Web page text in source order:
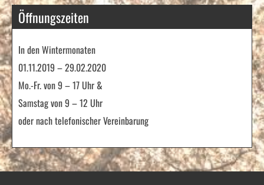
Öffnungszeiten
In den Wintermonaten
01.11.2019 – 29.02.2020
Mo.-Fr. von 9 – 17 Uhr &
Samstag von 9 – 12 Uhr
oder nach telefonischer Vereinbarung